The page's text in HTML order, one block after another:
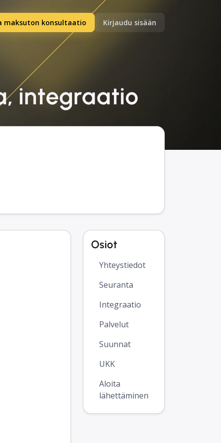
maksuton konsultaatio Kirjaudu sisään
integraatio
Osiot
Yhteystiedot
Seuranta
Integraatio
Palvelut
Suunnat
UKK
Aloita
lähettäminen